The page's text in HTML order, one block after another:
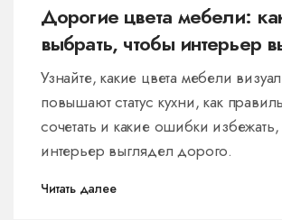
Дорогие цвета мебели:
выбрать, чтобы интерьер
роскошно
Узнайте, какие цвета мебели
повышают статус кухни, как
сочетать и какие ошибки
интерьер выглядел дорого.
Читать далее